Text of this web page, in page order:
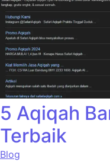
5 Aqiqah
Terbaik
Blog